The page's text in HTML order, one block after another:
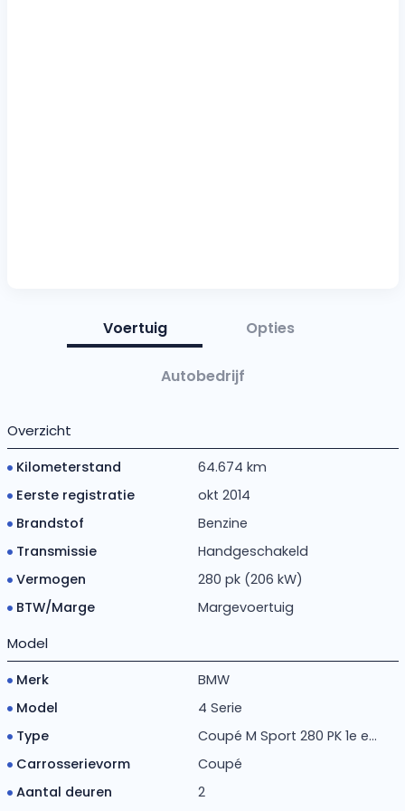
Voertuig Opties
Autobedrijf
Overzicht
Kilometerstand
64.674 km
Eerste registratie
okt 2014
Brandstof
Benzine
Transmissie
Handgeschakeld
Vermogen
280 pk (206 kW)
BTW/Marge
Margevoertuig
Model
Merk
BMW
Model
4 Serie
Type
Coupé M Sport 280 PK 1e e...
Carrosserievorm
Coupé
Aantal deuren
2